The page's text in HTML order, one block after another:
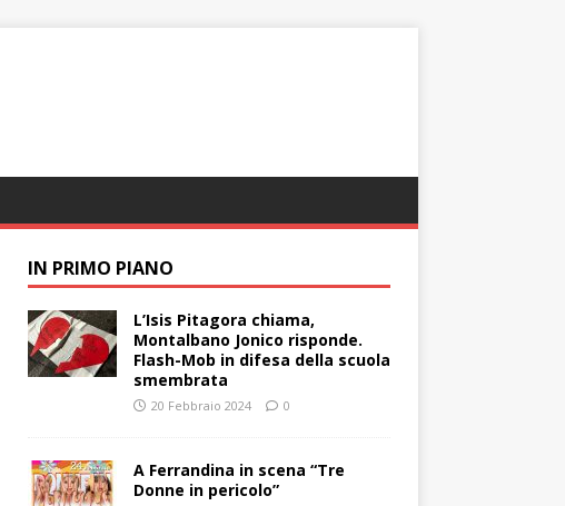
IN PRIMO PIANO
L’Isis Pitagora chiama,
Montalbano Jonico risponde.
Flash-Mob in difesa della scuola
smembrata
20 Febbraio 2024 0
A Ferrandina in scena “Tre
Donne in pericolo”